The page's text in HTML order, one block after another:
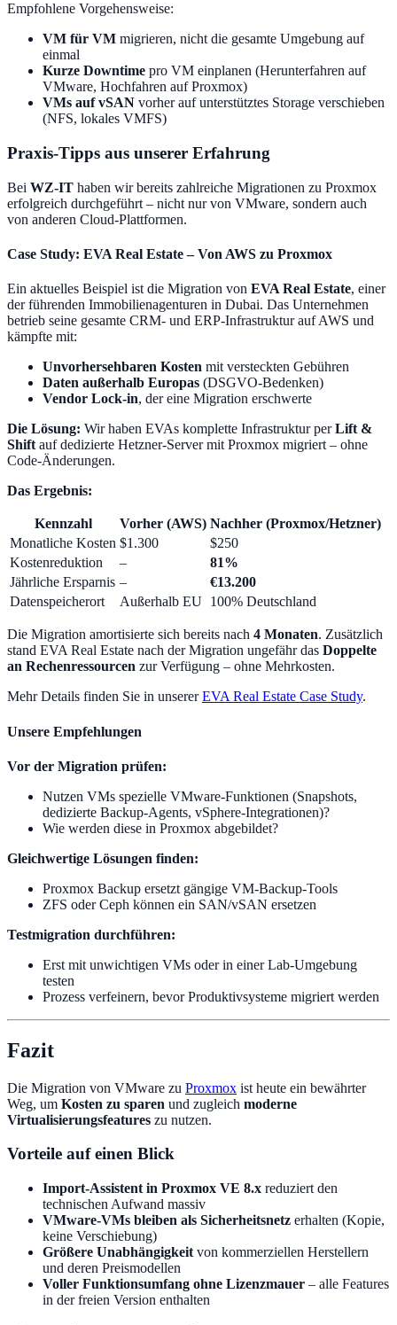
Empfohlene Vorgehensweise:
VM für VM migrieren, nicht die gesamte Umgebung auf
einmal
Kurze Downtime pro VM einplanen (Herunterfahren auf
VMware, Hochfahren auf Proxmox)
VMs auf vSAN vorher auf unterstütztes Storage verschieben
(NFS, lokales VMFS)
Praxis-Tipps aus unserer Erfahrung
Bei WZ-IT haben wir bereits zahlreiche Migrationen zu Proxmox
erfolgreich durchgeführt – nicht nur von VMware, sondern auch
von anderen Cloud-Plattformen.
Case Study: EVA Real Estate – Von AWS zu Proxmox
Ein aktuelles Beispiel ist die Migration von EVA Real Estate, einer
der führenden Immobilienagenturen in Dubai. Das Unternehmen
betrieb seine gesamte CRM- und ERP-Infrastruktur auf AWS und
kämpfte mit:
Unvorhersehbaren Kosten mit versteckten Gebühren
Daten außerhalb Europas (DSGVO-Bedenken)
Vendor Lock-in, der eine Migration erschwerte
Die Lösung: Wir haben EVAs komplette Infrastruktur perLift &
Shift auf dedizierte Hetzner-Server mit Proxmox migriert – ohne
Code-Änderungen.
Das Ergebnis:
Kennzahl Vorher (AWS) Nachher (Proxmox/Hetzner)
Monatliche Kosten $1.300
$250
Kostenreduktion
–
81%
Jährliche Ersparnis –
€13.200
Datenspeicherort
Außerhalb EU 100% Deutschland
Die Migration amortisierte sich bereits nach 4 Monaten. Zusätzlich
stand EVA Real Estate nach der Migration ungefähr das Doppelte
an Rechenressourcen zur Verfügung – ohne Mehrkosten.
Mehr Details finden Sie in unsererEVA Real Estate Case Study.
Unsere Empfehlungen
Vor der Migration prüfen:
Nutzen VMs spezielle VMware-Funktionen (Snapshots,
dedizierte Backup-Agents, vSphere-Integrationen)?
Wie werden diese in Proxmox abgebildet?
Gleichwertige Lösungen finden:
Proxmox Backup ersetzt gängige VM-Backup-Tools
ZFS oder Ceph können ein SAN/vSAN ersetzen
Testmigration durchführen:
Erst mit unwichtigen VMs oder in einer Lab-Umgebung
testen
Prozess verfeinern, bevor Produktivsysteme migriert werden
Fazit
Die Migration von VMware zu Proxmox ist heute ein bewährter
Weg, um Kosten zu sparen und zugleich moderne
Virtualisierungsfeatures zu nutzen.
Vorteile auf einen Blick
Import-Assistent in Proxmox VE 8.x reduziert den
technischen Aufwand massiv
VMware-VMs bleiben als Sicherheitsnetz erhalten (Kopie,
keine Verschiebung)
Größere Unabhängigkeit von kommerziellen Herstellern
und deren Preismodellen
Voller Funktionsumfang ohne Lizenzmauer – alle Features
in der freien Version enthalten